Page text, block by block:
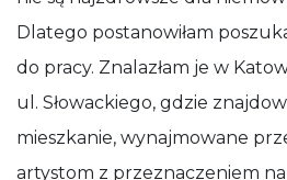
Dlatego postanowiłam
do pracy. Znalazłam je w
ul. Słowackiego, gdzie
mieszkanie, wynajmowane
artystom z przeznaczeniem na